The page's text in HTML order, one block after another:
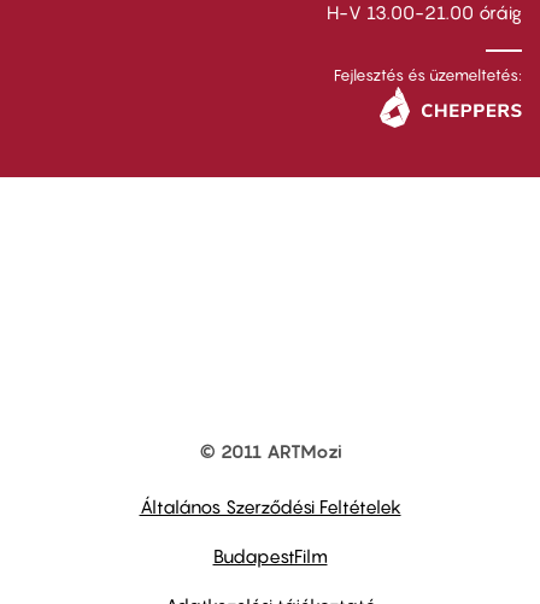
H-V 13.00-21.00 óráig
Fejlesztés és üzemeltetés:
© 2011 ARTMozi
Általános Szerződési Feltételek
BudapestFilm